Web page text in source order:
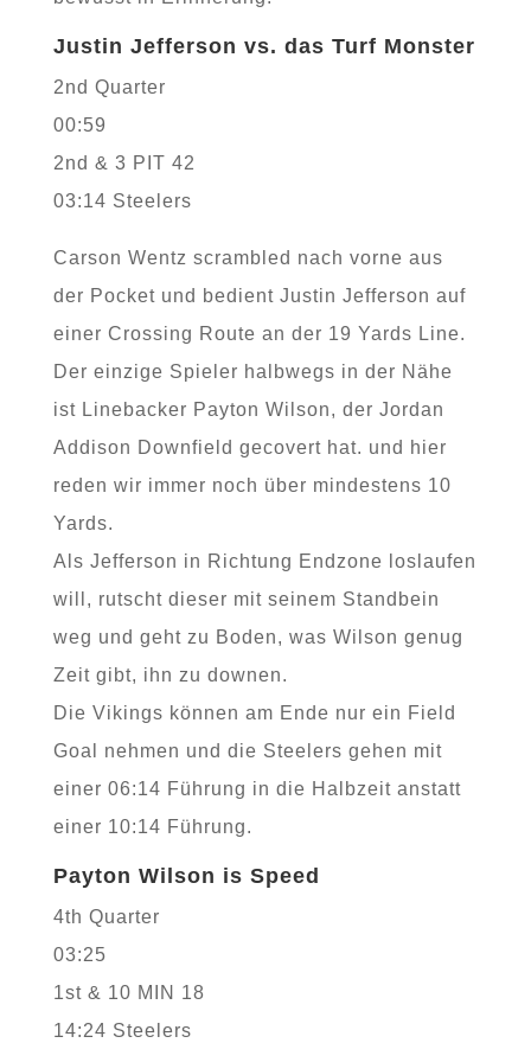
Justin Jefferson vs. das Turf Monster
2nd Quarter
00:59
2nd & 3 PIT 42
03:14 Steelers
Carson Wentz scrambled nach vorne aus
der Pocket und bedient Justin Jefferson auf
einer Crossing Route an der 19 Yards Line.
Der einzige Spieler halbwegs in der Nähe
ist Linebacker Payton Wilson, der Jordan
Addison Downfield gecovert hat. und hier
reden wir immer noch über mindestens 10
Yards.
Als Jefferson in Richtung Endzone loslaufen
will, rutscht dieser mit seinem Standbein
weg und geht zu Boden, was Wilson genug
Zeit gibt, ihn zu downen.
Die Vikings können am Ende nur ein Field
Goal nehmen und die Steelers gehen mit
einer 06:14 Führung in die Halbzeit anstatt
einer 10:14 Führung.
Payton Wilson is Speed
4th Quarter
03:25
1st & 10 MIN 18
14:24 Steelers